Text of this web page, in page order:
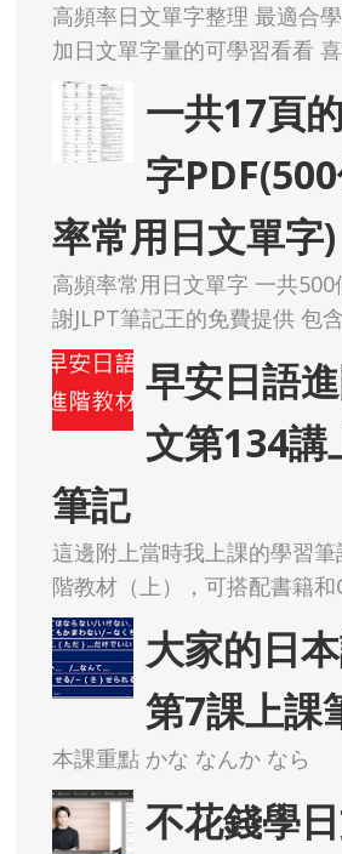
高頻率日文單字整理 最適合
加日文單字量的可學習看看
一共17頁
字
率常用日文單字)
高頻率常用日文單字 一共
謝JLPT筆記王的免費提供 包
早安日語
文第134講
筆記
這邊附上當時我上課的學習
階教材（上），可搭配書籍和
大家的日
第7課上課
本課重點 かな なんか なら
不花錢學